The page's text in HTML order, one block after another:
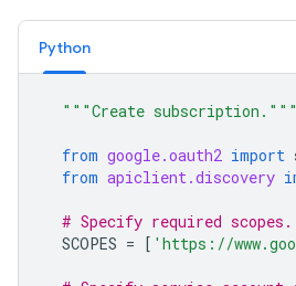
Python
"""Create subscription."""
from google.oauth2 import
from apiclient.discovery
# Specify required scopes.
SCOPES = [ 'https://